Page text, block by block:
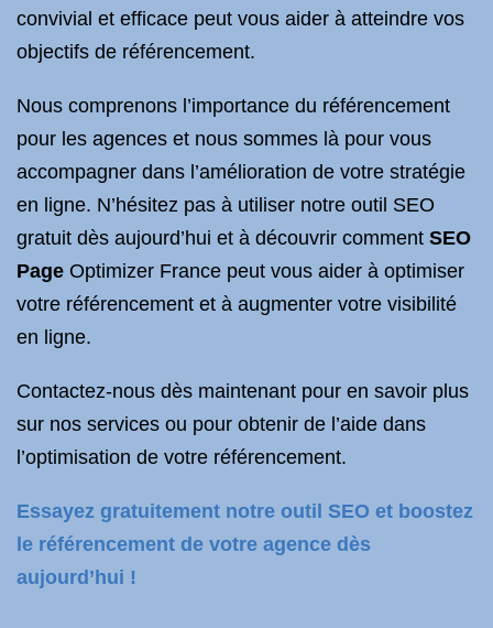
convivial et efficace peut vous aider à atteindre vos
objectifs de référencement.
Nous comprenons l’importance du référencement
pour les agences et nous sommes là pour vous
accompagner dans l’amélioration de votre stratégie
en ligne. N’hésitez pas à utiliser notre outil SEO
gratuit dès aujourd’hui et à découvrir comment SEO
Page Optimizer France peut vous aider à optimiser
votre référencement et à augmenter votre visibilité
en ligne.
Contactez-nous dès maintenant pour en savoir plus
sur nos services ou pour obtenir de l’aide dans
l’optimisation de votre référencement.
Essayez gratuitement notre outil SEO et boostez
le référencement de votre agence dès
aujourd’hui !